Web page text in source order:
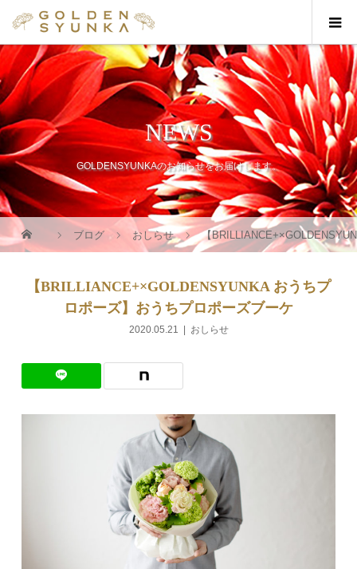
NEWS
GOLDENSYUNKAのお知らせをお届けします。
ブログ おしらせ 【
【BRILLIANCE+×GOLDENSYUNKA おうちプ
ロポーズ】おうちプロポーズブーケ
2020.05.21 おしらせ